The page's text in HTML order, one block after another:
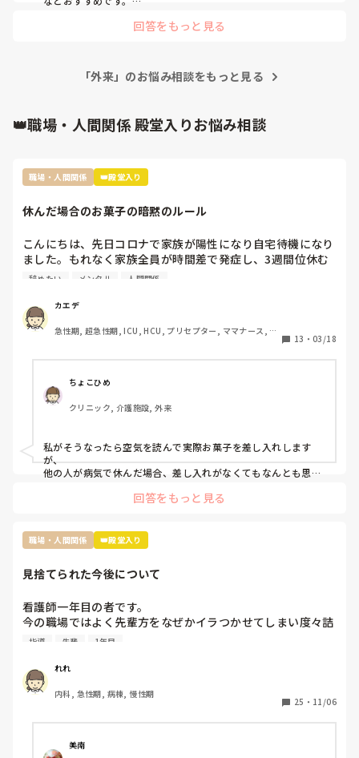
編集の案件もあり継続案件になれば月の収入も増やせるので最
回答をもっと見る
「外来」のお悩み相談をもっと見る
👑職場・人間関係 殿堂入りお悩み相談
職場・人間関係 👑殿堂入り
休んだ場合のお菓子の暗黙のルール
こんにちは、先日コロナで家族が陽性になり自宅待機になり
ました。もれなく家族全員が時間差で発症し、3週間位休む
ことになりました。
菓子を4袋くらい買って行ったんですが…
裏であんなに迷惑かけたのにファミリーパックって馬鹿にさ
れてるよねとお局がクラークさんに言ってたんですよね。
いな感じ、やむを得ない理由での突発的な休みではファミリ
ーパックとかみんなで食べれるお菓子を買ってくるみたいな
暗黙のルールがありました。
転職して初めての何日も休む休みだし、他の方もコストコの
にしましたが…
ぶっちゃけ遊んでたわけではなくむしろコロナで苦しんでた
のにお菓子ごときでって話なんですけど、菓子折り買いに行
皆さんはそんな休んだらお菓子みたいなルールあります
辞めたい メンタル 人間関係
カエデ
急性期, 超急性期, ICU, HCU, プリセプター, ママナース, リ
13 ・ 03/18
ちょこひめ
クリニック, 介護施設, 外来
私がそうなったら空気を読んで実際お菓子を差し入れします
が、
他の人が病気で休んだ場合、差し入れがなくてもなんとも思わ
コロナ感染の類や急病の場合は特に、そんな余裕もないでしょ
ね。
当たり前なんだから、文句言う人の気持ちが全くわかりませ
多分その人はいいお菓子を貰っても、休んだ事に対して文句を
言うタイプじゃないかなと思います。
『ただの文句言いたいウーマン』だと認識してしまいます。
そういう人は苦手なので、私だったら本人に
回答をもっと見る
職場・人間関係 👑殿堂入り
見捨てられた今後について
看護師一年目の者です。
今の職場ではよく先輩方をなぜかイラつかせてしまい度々詰
所で私のことについて色々と言ってることを耳にします。
が不快に感じると言われてます。
推測ですが私は人見知りで話すのが苦手なため毎日ペコペコ
しながら愛想笑いをして先輩方の機嫌を伺いなんとか仕事を
しかし元々メンタルも強くなかったことからこの状況がスト
レスとなり体調を崩し、睡眠不足と少し鬱状態な感じで仕事
指導 先輩 1年目
れれ
内科, 急性期, 病棟, 慢性期
25 ・ 11/06
美南